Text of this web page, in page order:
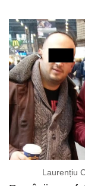
Laurențiu